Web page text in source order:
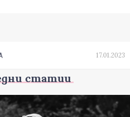
17.01.2023
статии